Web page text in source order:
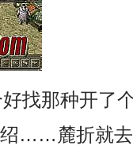
找那种开了
……麓折就